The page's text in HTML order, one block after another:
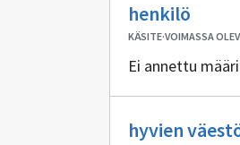
henkilö
KÄSITE·VOIMASSA
Ei annettu
hyvien